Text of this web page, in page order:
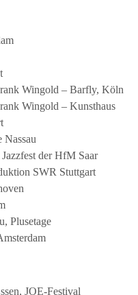
Wingold – Barfly, Köln
Wingold – Kunsthaus
Nassau
der HfM Saar
SWR Stuttgart
Plusetage
JOE-Festival